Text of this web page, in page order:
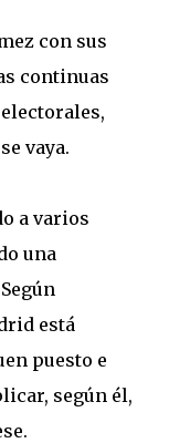
con sus
continuas
vaya.
a varios
una
está
puesto e
según él,